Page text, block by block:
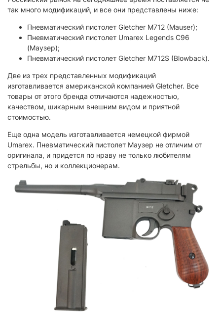
так много модификаций, и все они представлены ниже:
Пневматический пистолет Gletcher M712 (Mauser);
Пневматический пистолет Umarex Legends C96
(Маузер);
Пневматический пистолет Gletcher M712S (Blowback).
Две из трех представленных модификаций
изготавливается американской компанией Gletcher. Все
товары от этого бренда отличаются надежностью,
качеством, шикарным внешним видом и приятной
стоимостью.
Еще одна модель изготавливается немецкой фирмой
Umarex. Пневматический пистолет Маузер не отличим от
оригинала, и придется по нраву не только любителям
стрельбы, но и коллекционерам.